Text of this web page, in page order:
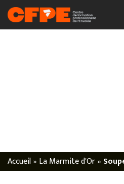
Accueil» La Marmite d'Or»